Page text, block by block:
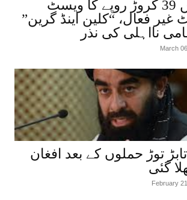
ساہیوال میں 39 کروڑ روپے کا ویسٹ
غیر فعال، “کلین اینڈ گرین”
نااہلی کی نذر
March
توڑ حملوں کے بعد افغان
گئی
February